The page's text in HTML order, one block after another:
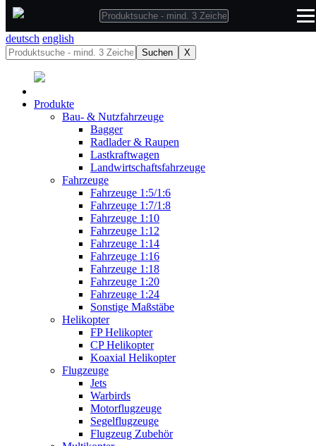
deutsch english
Suchen X
Produkte
Bau- & Nutzfahrzeuge
Bagger
Radlader & Raupen
Lastkraftwagen
Landwirtschaftsfahrzeuge
Fahrzeuge
Fahrzeuge 1:5/1:6
Fahrzeuge 1:7/1:8
Fahrzeuge 1:10
Fahrzeuge 1:12
Fahrzeuge 1:14
Fahrzeuge 1:16
Fahrzeuge 1:18
Fahrzeuge 1:20
Fahrzeuge 1:24
Sonstige Maßstäbe
Helikopter
FP Helikopter
CP Helikopter
Koaxial Helikopter
Flugzeuge
Jets
Warbirds
Motorflugzeuge
Segelflugzeuge
Flugzeug Zubehör